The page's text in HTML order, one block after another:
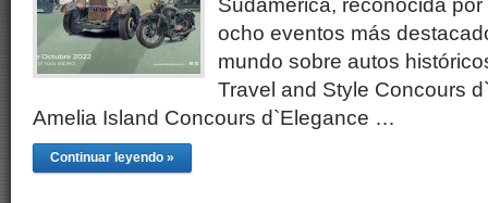
Sudamérica, reconocida
ocho eventos más
mundo sobre autos
Travel and Style Concours
Amelia Island Concours d`Elegance …
Continuar leyendo »